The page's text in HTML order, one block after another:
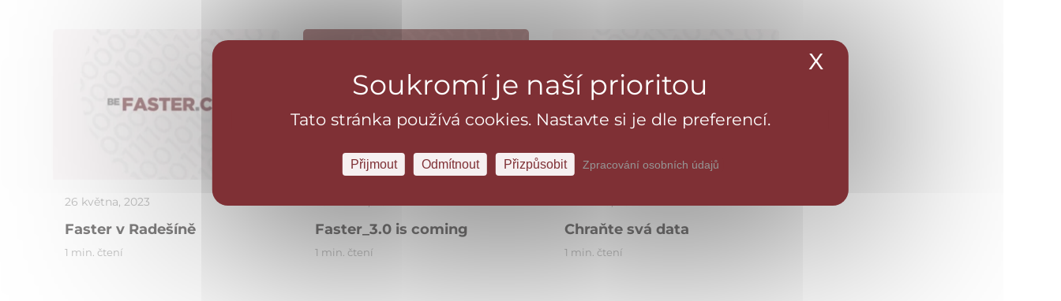
26 května, 2023
Faster v Radešíně
1 min. čtení
Aktuálně
Faster_3.0 is coming
1 min. čtení
Chraňte svá data
1 min. čtení
Tato stránka používá cookies. Nastavte si je dle preferencí.
Přijmout Odmítnout Přizpůsobit Zpracování osobních údajů
X Skrýt banner souborů